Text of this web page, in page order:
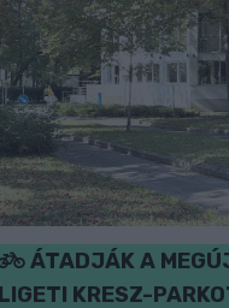
ÁTADJÁK A
KRESZ-